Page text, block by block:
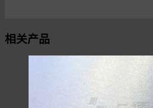
相关产品